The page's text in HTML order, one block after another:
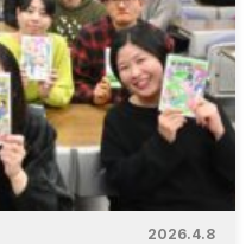
2026.4.8